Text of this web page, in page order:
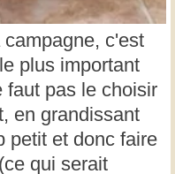
c'est
plus important
faut pas le choisir
en grandissant
petit et donc faire
qui serait